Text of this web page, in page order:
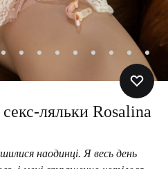
ляльки Rosalina
наодинці. Я весь день